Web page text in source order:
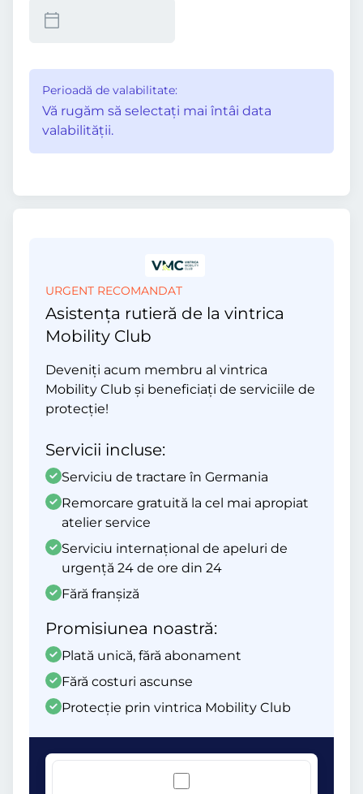
Perioadă de valabilitate:
Vă rugăm să selectaţi mai întâi data
valabilităţii.
URGENT RECOMANDAT
Asistența rutieră de la vintrica
Mobility Club
Deveniți acum membru al vintrica
Mobility Club și beneficiați de serviciile de
protecție!
Servicii incluse:
Serviciu de tractare în Germania
Remorcare gratuită la cel mai apropiat
atelier service
Serviciu internațional de apeluri de
urgență 24 de ore din 24
Fără franșiză
Promisiunea noastră:
Plată unică, fără abonament
Fără costuri ascunse
Protecție prin vintrica Mobility Club